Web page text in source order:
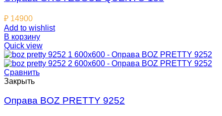
₽ 14900
Add to wishlist
В корзину
Quick view
Сравнить
Закрыть
Оправа BOZ PRETTY 9252